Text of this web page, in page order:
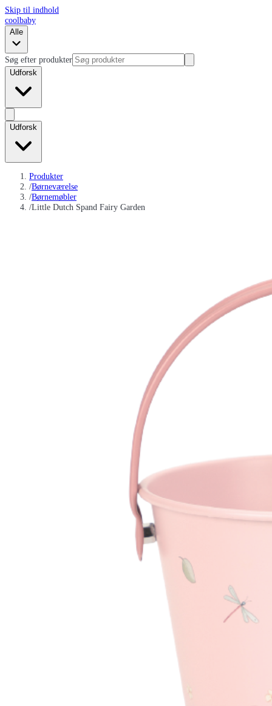
Skip til indhold
coolbaby
Alle
Søg efter produkter
Udforsk
Udforsk
Produkter
/Børneværelse
/Børnemøbler
/Little Dutch Spand Fairy Garden